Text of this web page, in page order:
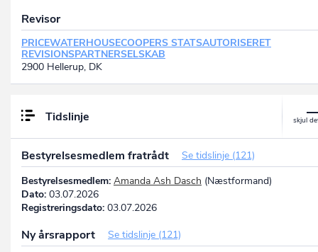
Revisor
PRICEWATERHOUSECOOPERS STATSAUTORISERET
REVISIONSPARTNERSELSKAB
2900 Hellerup, DK
Tidslinje
Bestyrelsesmedlem fratrådt
Se tidslinje (121)
Bestyrelsesmedlem: Amanda Ash Dasch (Næstformand)
Dato: 03.07.2026
Registreringsdato: 03.07.2026
Ny årsrapport
Se tidslinje (121)